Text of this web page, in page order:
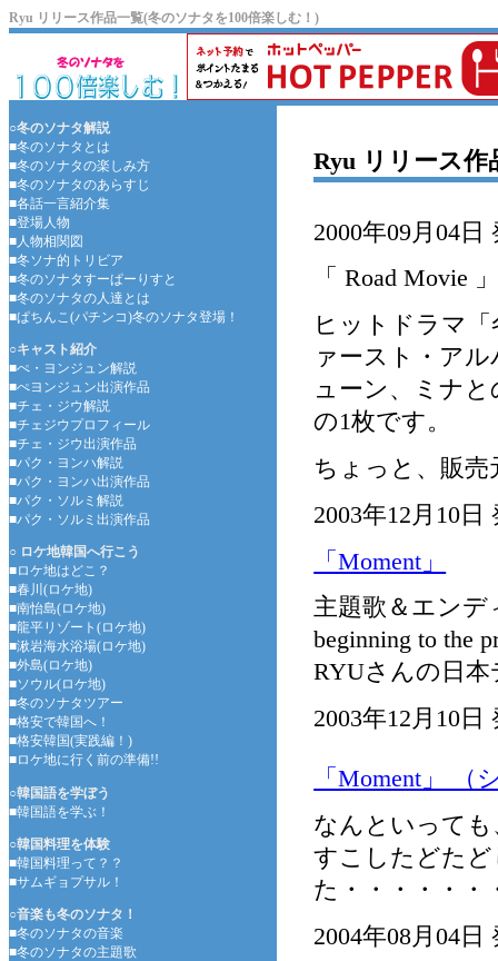
Ryu リリース作品一覧(冬のソナタを100倍楽しむ！)
Ryu リリース作
2000年09月04日
「 Road Movie
ヒットドラマ
ァースト・ア
ューン、ミナ
の1枚です。
ちょっと、販
2003年12月10日
「Moment」
主題歌＆エンデ
beginning to the
RYUさんの日
2003年12月10日
「Moment」 （
なんといって
すこしたどた
た・・・・・・
2004年08月04日
○冬のソナタ解説
■冬のソナタとは
■冬のソナタの楽しみ方
■冬のソナタのあらすじ
■各話一言紹介集
■登場人物
■人物相関図
■冬ソナ的トリビア
■冬のソナタすーぱーりすと
■冬のソナタの人達とは
■ぱちんこ(パチンコ)冬のソナタ登場！
○キャスト紹介
■ぺ・ヨンジュン解説
■ぺヨンジュン出演作品
■チェ・ジウ解説
■チェジウプロフィール
■チェ・ジウ出演作品
■パク・ヨンハ解説
■パク・ヨンハ出演作品
■パク・ソルミ解説
■パク・ソルミ出演作品
○ ロケ地韓国へ行こう
■ロケ地はどこ？
■春川(ロケ地)
■南怡島(ロケ地)
■龍平リゾート(ロケ地)
■湫岩海水浴場(ロケ地)
■外島(ロケ地)
■ソウル(ロケ地)
■冬のソナタツアー
■格安で韓国へ！
■格安韓国(実践編！)
■ロケ地に行く前の準備!!
○韓国語を学ぼう
■韓国語を学ぶ！
○韓国料理を体験
■韓国料理って？？
■サムギョプサル！
○音楽も冬のソナタ！
■冬のソナタの音楽
■冬のソナタの主題歌